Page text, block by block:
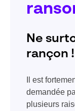
Ne
rançon !
Il est
demandée
plusieurs